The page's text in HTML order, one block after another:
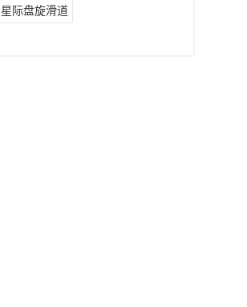
星际盘旋滑道